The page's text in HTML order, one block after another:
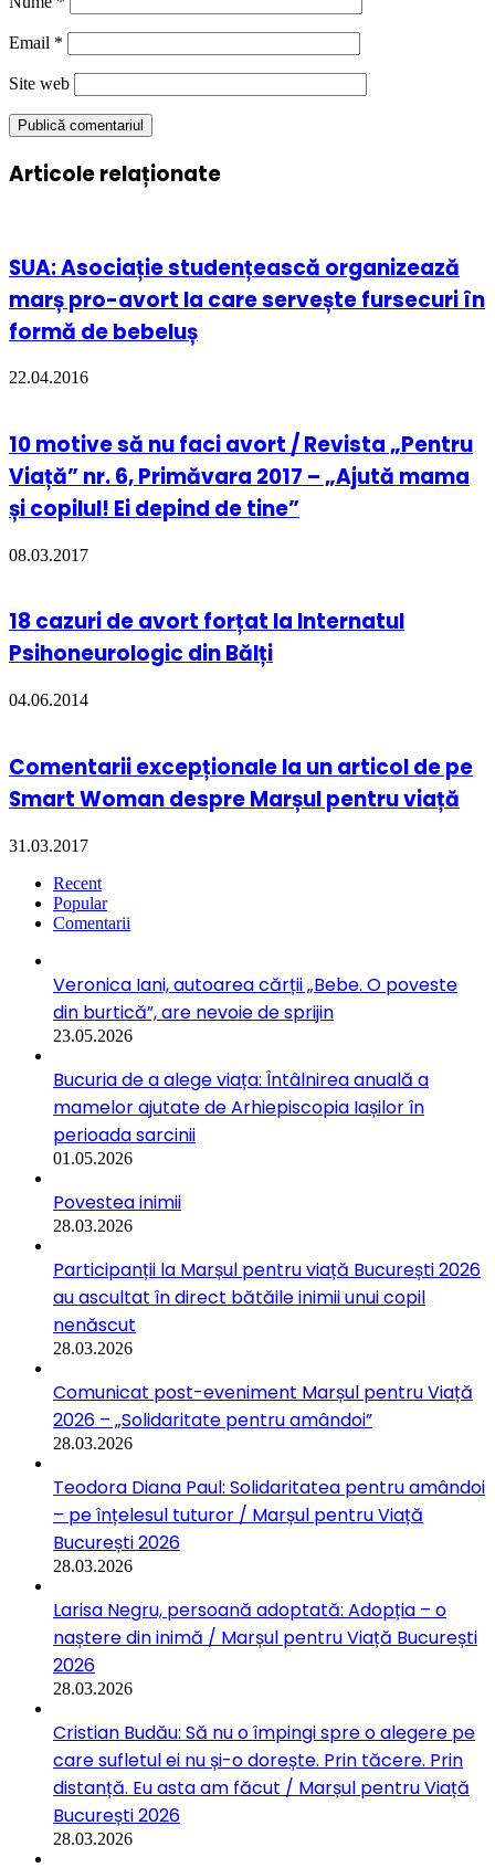
Email *
Site web
Articole relaționate
SUA: Asociație studențească organizează
marș pro-avort la care servește fursecuri în
formă de bebeluș
22.04.2016
10 motive să nu faci avort / Revista „Pentru
Viață” nr. 6, Primăvara 2017 – „Ajută mama
și copilul! Ei depind de tine”
08.03.2017
18 cazuri de avort forțat la Internatul
Psihoneurologic din Bălți
04.06.2014
Comentarii excepționale la un articol de pe
Smart Woman despre Marșul pentru viață
31.03.2017
Recent
Popular
Comentarii
Veronica Iani, autoarea cărții „Bebe. O poveste
din burtică”, are nevoie de sprijin
23.05.2026
Bucuria de a alege viața: Întâlnirea anuală a
mamelor ajutate de Arhiepiscopia Iașilor în
perioada sarcinii
01.05.2026
Povestea inimii
28.03.2026
Participanții la Marșul pentru viață București 2026
au ascultat în direct bătăile inimii unui copil
nenăscut
28.03.2026
Comunicat post-eveniment Marșul pentru Viață
2026 – „Solidaritate pentru amândoi”
28.03.2026
Teodora Diana Paul: Solidaritatea pentru amândoi
– pe înțelesul tuturor / Marșul pentru Viață
București 2026
28.03.2026
Larisa Negru, persoană adoptată: Adopția – o
naștere din inimă / Marșul pentru Viață București
2026
28.03.2026
Cristian Budău: Să nu o împingi spre o alegere pe
care sufletul ei nu și-o dorește. Prin tăcere. Prin
distanță. Eu asta am făcut / Marșul pentru Viață
București 2026
28.03.2026